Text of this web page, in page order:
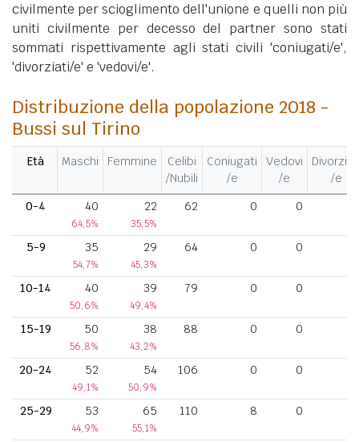
civilmente per scioglimento dell'unione e quelli non più
uniti civilmente per decesso del partner sono stati
sommati rispettivamente agli stati civili 'coniugati/e',
'divorziati/e' e 'vedovi/e'.
Distribuzione della popolazione 2018 -
Bussi sul Tirino
Età Maschi Femmine
Celibi
/Nubili
Coniugati
/e
Vedovi
/e
/e
0-4
40
64,5%
22
35,5%
62 0 0
5-9 35
54,7%
29
45,3%
64 0 0
10-14 40
50,6%
39
49,4%
79 0 0
15-19 50
56,8%
38
43,2%
88 0 0
20-24 52
49,1%
54
50,9%
106 0 0
25-29 53
44,9%
65
55,1%
110 8 0